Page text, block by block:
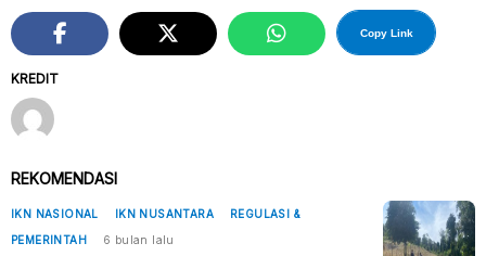
KREDIT
Copy Link
REKOMENDASI
IKN NASIONAL IKN NUSANTARA
REGULASI &
PEMERINTAH
6 bulan lalu